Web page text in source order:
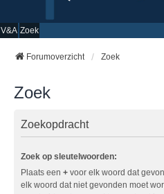
V&A Zoek
Forumoverzicht Zoek
Zoek
Zoekopdracht
Zoek op sleutelwoorden:
Plaats een + voor elk woord dat
elk woord dat niet gevonden moet